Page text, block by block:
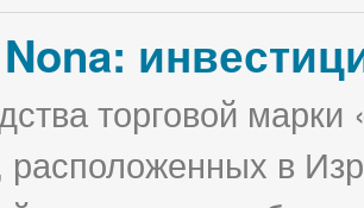
Nona:
торговой
расположенных в